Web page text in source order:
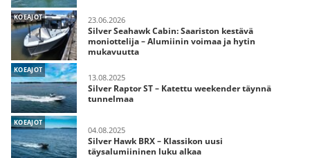
KOEAJOT 23.06.2026
Silver Seahawk Cabin: Saariston kestävä
moniottelija – Alumiinin voimaa ja hytin
mukavuutta
KOEAJOT
13.08.2025
Silver Raptor ST – Katettu weekender täynnä
tunnelmaa
KOEAJOT
04.08.2025
Silver Hawk BRX – Klassikon uusi
täysalumiininen luku alkaa